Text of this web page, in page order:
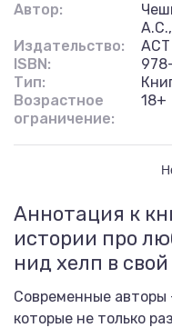
Автор:
Издательство:
АСТ
ISBN:
Тип:
Возрастное
ограничение:
18+
Аннотация к
истории про
нид хелп в
Современные
которые не только